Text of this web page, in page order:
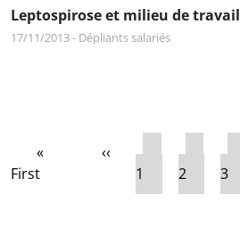
Leptospirose et milieu de travail
17/11/2013- Dépliants salariés
Pagination
Première page
«
First
Page précédente
‹‹
Page
1
Page
2
3